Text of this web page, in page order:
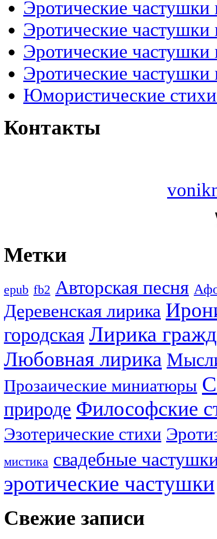
Эротические
Эротические
Эротические
Эротические
Юмористические
Контакты
Метки
epub fb2 Авторская песня
Деревенская лирика
городская Лирика
Любовная лирика
Прозаические миниатюры
природе Философские
Эзотерические стихи
мистика свадебные
эротические частушки
Свежие записи